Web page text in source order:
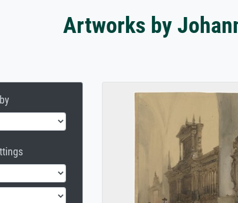
Artworks by